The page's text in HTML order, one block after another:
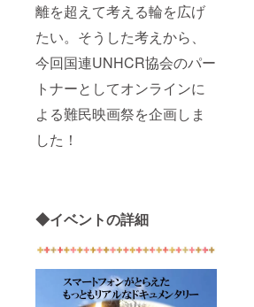
離を超えて考える輪を広げ
たい。そうした考えから、
今回国連UNHCR協会のパー
トナーとしてオンラインに
よる難民映画祭を企画しま
した！
◆イベントの詳細